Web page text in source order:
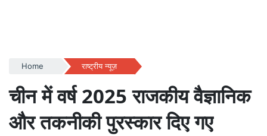
Home राष्ट्रीय न्यूज़
चीन में वर्ष 2025 राजकीय वैज्ञानिक
और तकनीकी पुरस्कार दिए गए